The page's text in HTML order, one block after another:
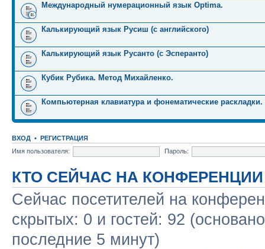
Международный нумерационный язык Optima.
Калькирующий язык Русиш (с английского)
Калькирующий язык Русанто (с Эсперанто)
Кубик Рубика. Метод Михайленко.
Компьютерная клавиатура и фонематические раскладки.
ВХОД • РЕГИСТРАЦИЯ
Имя пользователя:
Пароль:
КТО СЕЙЧАС НА КОНФЕРЕНЦИИ
Сейчас посетителей на
скрытых: 0 и гостей: 92
последние 5 минут)